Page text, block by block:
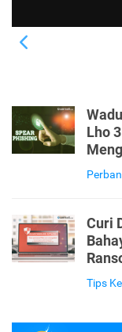
Lho
Curi
Tips